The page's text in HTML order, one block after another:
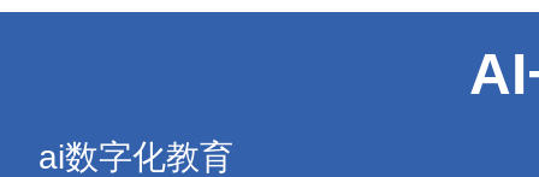
ai数字化教育